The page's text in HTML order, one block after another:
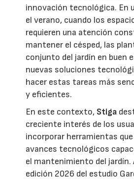
innovación tecnológica. En
el verano, cuando los
requieren una atención
mantener el césped, las
conjunto del jardín en buen
nuevas soluciones
hacer estas tareas más
y eficientes.
En este contexto, Stiga
creciente interés de los
incorporar herramientas
avances tecnológicos
el mantenimiento del jardín.
edición 2026 del estudio